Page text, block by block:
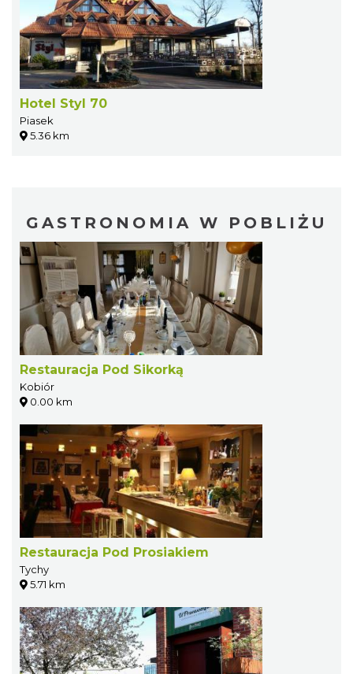
Hotel Styl 70
Piasek
5.36 km
GASTRONOMIA W POBLIŻU
Restauracja Pod Sikorką
Kobiór
0.00 km
Restauracja Pod Prosiakiem
Tychy
5.71 km